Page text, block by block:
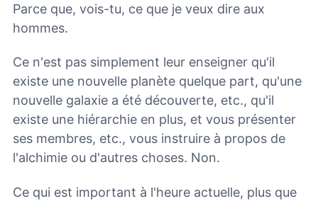
Parce que, vois-tu, ce que je veux dire aux
hommes.
Ce n'est pas simplement leur enseigner qu'il
existe une nouvelle planète quelque part, qu'une
nouvelle galaxie a été découverte, etc., qu'il
existe une hiérarchie en plus, et vous présenter
ses membres, etc., vous instruire à propos de
l'alchimie ou d'autres choses. Non.
Ce qui est important à l'heure actuelle, plus que